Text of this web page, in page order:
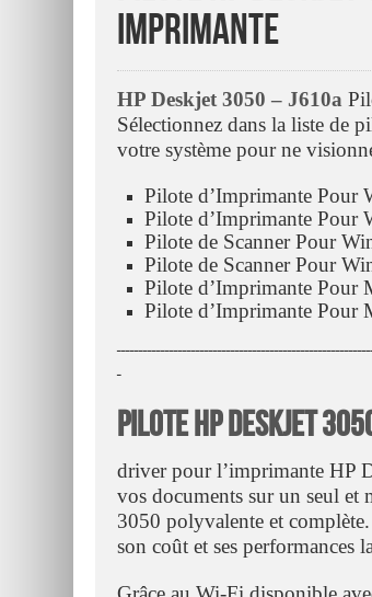
Imprimante
HP Deskjet 3050 – J610a
Sélectionnez dans la liste de
votre système pour ne
Pilote d’Imprimante
Pilote d’Imprimante Pour
Pilote de Scanner Pour
Pilote de Scanner Pour
Pilote d’Imprimante Pour
Pilote d’Imprimante
Pilote HP Deskjet
driver pour l’imprimante HP
vos documents sur un seul et
3050 polyvalente et
son coût et ses performances